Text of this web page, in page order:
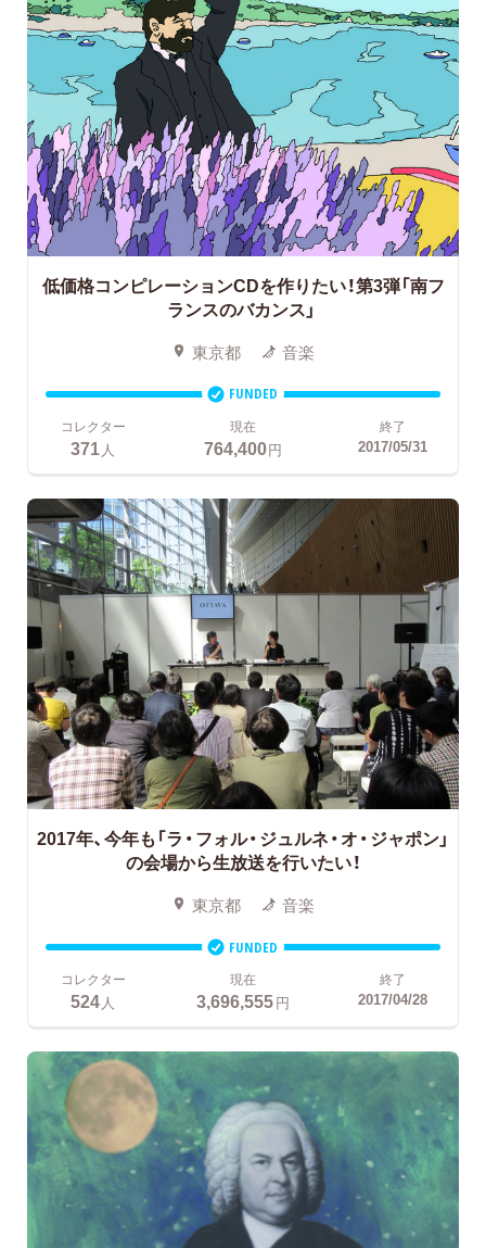
低価格コンピレーションCDを作りたい！第3弾「南フ
ランスのバカンス」
東京都 音楽
FUNDED
コレクター
371人
現在
764,400円
終了
2017/05/31
2017年、今年も「ラ・フォル・ジュルネ・オ・ジャポン」
の会場から生放送を行いたい！
東京都 音楽
FUNDED
コレクター
524人
現在
3,696,555円
終了
2017/04/28